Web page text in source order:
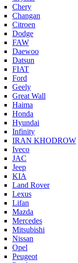
Chery
Changan
Citroen
Dodge
FAW
Daewoo
Datsun
FIAT
Ford
Geely
Great Wall
Haima
Honda
Hyundai
Infinity
IRAN KHODROW
Iveco
JAC
Jeep
KIA
Land Rover
Lexus
Lifan
Mazda
Mercedes
Mitsubishi
Nissan
Opel
Peugeot